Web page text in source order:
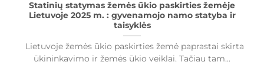
Statinių statymas žemės ūkio paskirties žemėje
Lietuvoje 2025 m. : gyvenamojo namo statyba ir
taisyklės
Lietuvoje žemės ūkio paskirties žemė paprastai skirta
ūkininkavimo ir žemės ūkio veiklai. Tačiau tam...